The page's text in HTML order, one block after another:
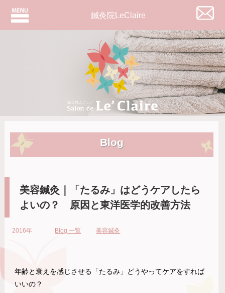
鍼灸院LeClaire
Blog
美容鍼灸｜「たるみ」はどうケアしたら
よいの？ 原因と東洋医学的改善方法
2016年 Blog 一覧 美容鍼灸
年齢と衰えを感じさせる「たるみ」どうやってケアをすれば
いいの？